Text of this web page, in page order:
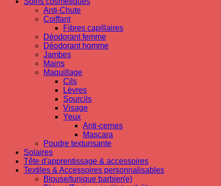
Anti-Chute
Coiffant
Fibres capillaires
Déodorant femme
Déodorant homme
Jambes
Mains
Maquillage
Cils
Lèvres
Sourcils
Visage
Yeux
Anti-cernes
Mascara
Poudre texturisante
Solaires
Tête d'apprentissage & accessoires
Textiles & Accessoires personnalisables
Blouse/tunique barbier(e)